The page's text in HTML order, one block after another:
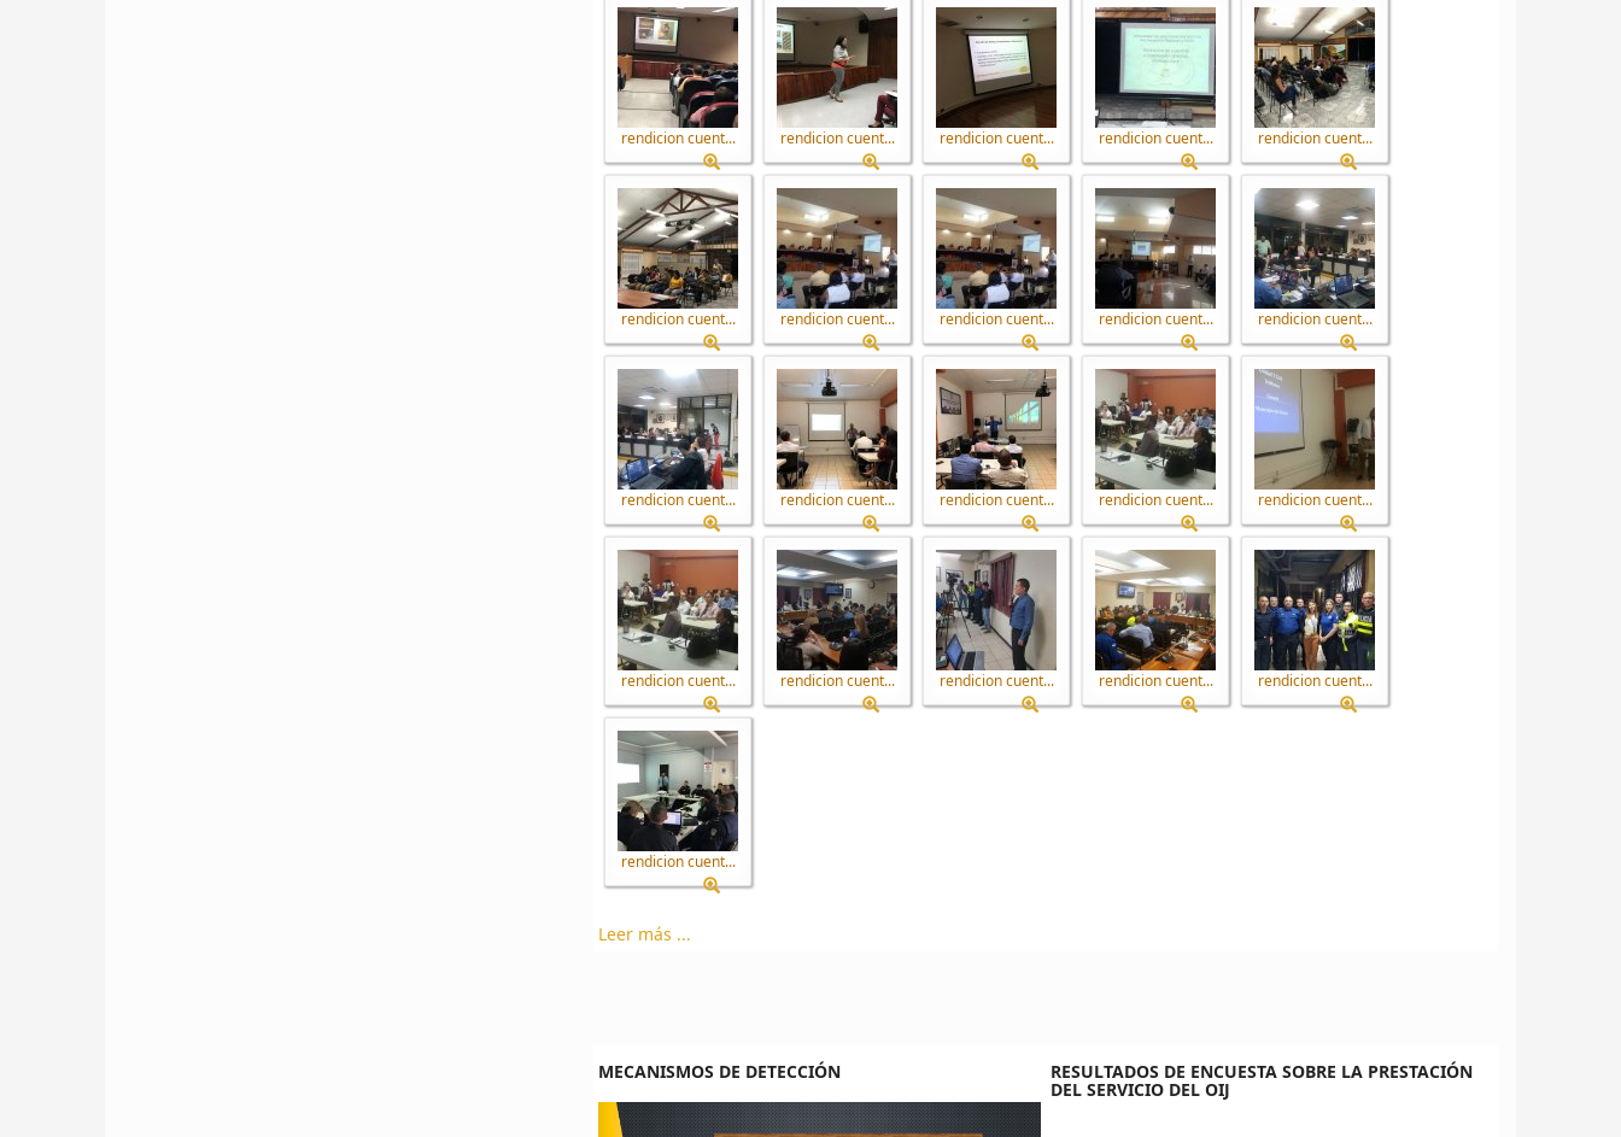
rendicion cuent... rendicion cuent... rendicion cuent... rendicion cuent... rendicion cuent...
rendicion cuent... rendicion cuent... rendicion cuent... rendicion cuent... rendicion cuent...
rendicion cuent... rendicion cuent... rendicion cuent... rendicion cuent... rendicion cuent...
rendicion cuent... rendicion cuent... rendicion cuent... rendicion cuent... rendicion cuent...
rendicion cuent...
Leer más ...
MECANISMOS DE DETECCIÓN RESULTADOS DE ENCUESTA SOBRE LA PRESTACIÓN
DEL SERVICIO DEL OIJ